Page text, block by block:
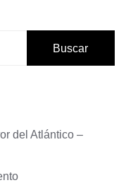
del Atlántico –